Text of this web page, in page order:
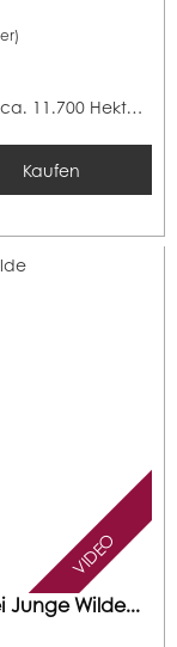
Das Weinbaugebiet Burgenland umfasst ca. 11.700 Hektar...
Kaufen
VIDEO
Junge Wilde...